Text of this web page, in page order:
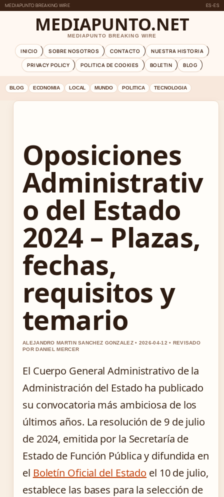
MEDIAPUNTO BREAKING WIRE ES-ES
MEDIAPUNTO.NET
MEDIAPUNTO BREAKING WIRE
INICIO SOBRE NOSOTROS CONTACTO
NUESTRA HISTORIA
PRIVACY POLICY
POLITICA DE COOKIES BOLETIN BLOG
BLOG ECONOMIA LOCAL MUNDO POLITICA TECNOLOGIA
Oposiciones
Administrativ
o del Estado
2024 – Plazas,
fechas,
requisitos y
temario
ALEJANDRO MARTIN SANCHEZ GONZALEZ • 2026-04-12 • REVISADO
POR DANIEL MERCER
El Cuerpo General Administrativo de la
Administración del Estado ha publicado
su convocatoria más ambiciosa de los
últimos años. La resolución de 9 de julio
de 2024, emitida por la Secretaría de
Estado de Función Pública y difundida en
el Boletín Oficial del Estado el 10 de julio,
establece las bases para la selección de